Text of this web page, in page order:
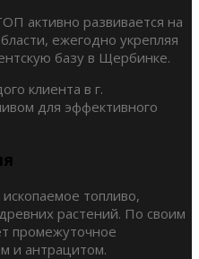
активно развивается на
ежегодно укрепляя
базу в Щербинке.
клиента в г.
для эффективного
топливо,
растений. По своим
промежуточное
и антрацитом.